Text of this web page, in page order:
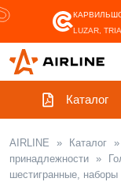
LUZAR,
Каталог
AIRLINE » Каталог »
принадлежности »
шестигранные, наборы